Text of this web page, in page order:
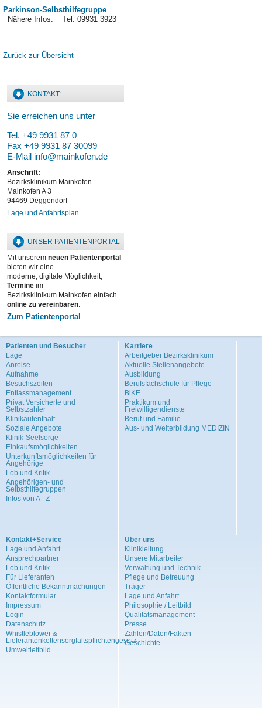
Parkinson-Selbsthilfegruppe
Nähere Infos: Tel. 09931 3923
Zurück zur Übersicht
KONTAKT:
Sie erreichen uns unter
Tel. +49 9931 87 0
Fax +49 9931 87 30099
E-Mail info@mainkofen.de
Anschrift:
Bezirksklinikum Mainkofen
Mainkofen A 3
94469 Deggendorf
Lage und Anfahrtsplan
UNSER PATIENTENPORTAL
Mit unserem neuen Patientenportal
bieten wir eine
moderne, digitale Möglichkeit,
Termine im
Bezirksklinikum Mainkofen einfach
online zu vereinbaren:
Zum Patientenportal
Patienten und Besucher
Lage
Anreise
Aufnahme
Besuchszeiten
Entlassmanagement
Privat Versicherte und
Selbstzahler
Klinikaufenthalt
Soziale Angebote
Klinik-Seelsorge
Einkaufsmöglichkeiten
Unterkunftsmöglichkeiten für
Angehörige
Lob und Kritik
Angehörigen- und
Selbsthilfegruppen
Infos von A - Z
Karriere
Arbeitgeber Bezirksklinikum
Aktuelle Stellenangebote
Ausbildung
Berufsfachschule für Pflege
BiKE
Praktikum und
Freiwilligendienste
Beruf und Familie
Aus- und Weiterbildung MEDIZIN
Kontakt+Service
Lage und Anfahrt
Ansprechpartner
Lob und Kritik
Für Lieferanten
Öffentliche Bekanntmachungen
Kontaktformular
Impressum
Login
Datenschutz
Whistleblower &
Lieferantenkettensorgfaltspflichtengesetz
Umweltleitbild
Über uns
Klinikleitung
Unsere Mitarbeiter
Verwaltung und Technik
Pflege und Betreuung
Träger
Lage und Anfahrt
Philosophie / Leitbild
Qualitätsmanagement
Presse
Zahlen/Daten/Fakten
Geschichte